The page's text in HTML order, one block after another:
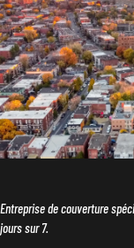
Entreprise de couverture
jours sur 7.